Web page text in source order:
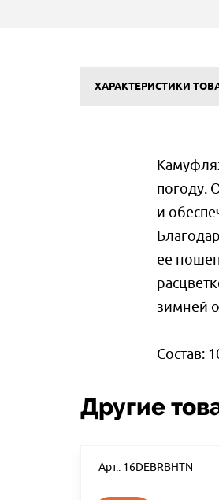
ХАРАКТЕРИСТИКИ
погоду.
и
ее
зимней
Состав:
Другие
Арт.: 16DEBRBHTN